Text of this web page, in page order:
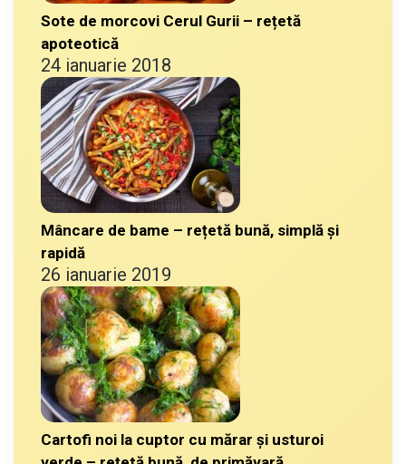
Sote de morcovi Cerul Gurii – rețetă
apoteotică
24 ianuarie 2018
Mâncare de bame – rețetă bună, simplă și
rapidă
26 ianuarie 2019
Cartofi noi la cuptor cu mărar și usturoi